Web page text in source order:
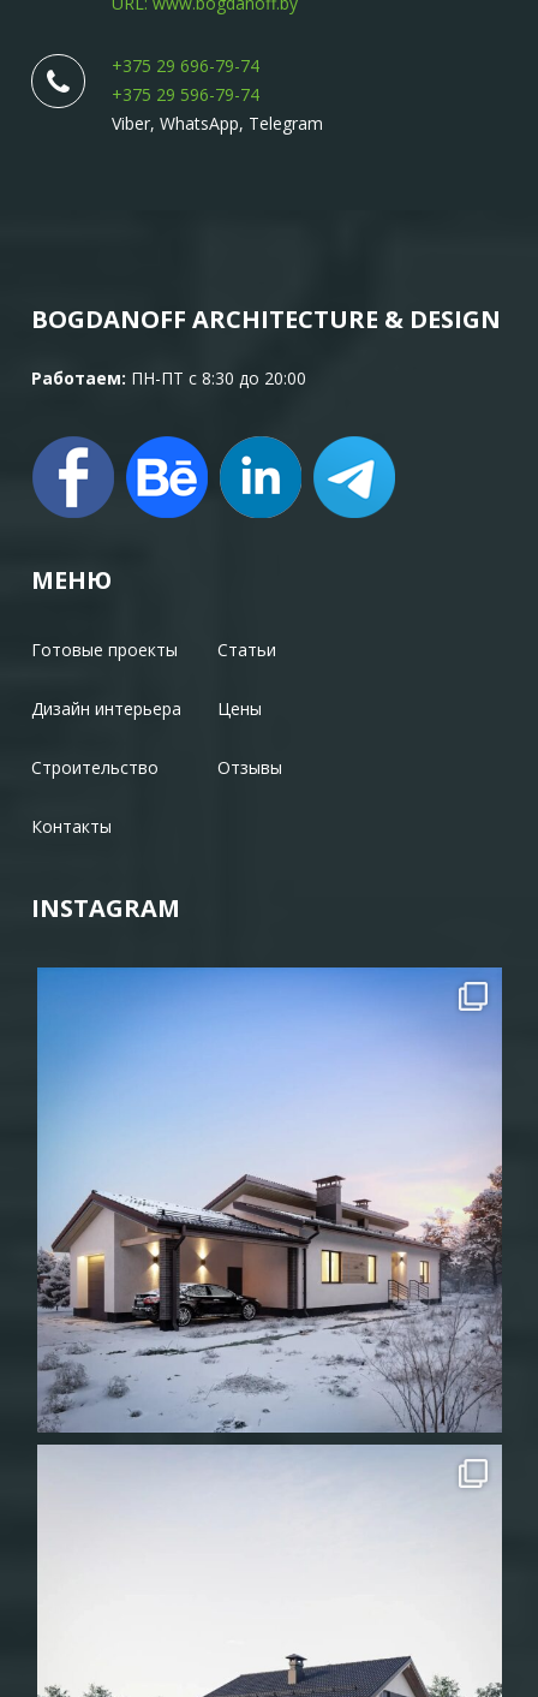
+375 29 696-79-74
+375 29 596-79-74
Viber, WhatsApp, Telegram
BOGDANOFF ARCHITECTURE & DESIGN
Работаем: ПН-ПТ с 8:30 до 20:00
МЕНЮ
Готовые проекты
Дизайн интерьера
Строительство
Контакты
Статьи
Цены
Отзывы
INSTAGRAM